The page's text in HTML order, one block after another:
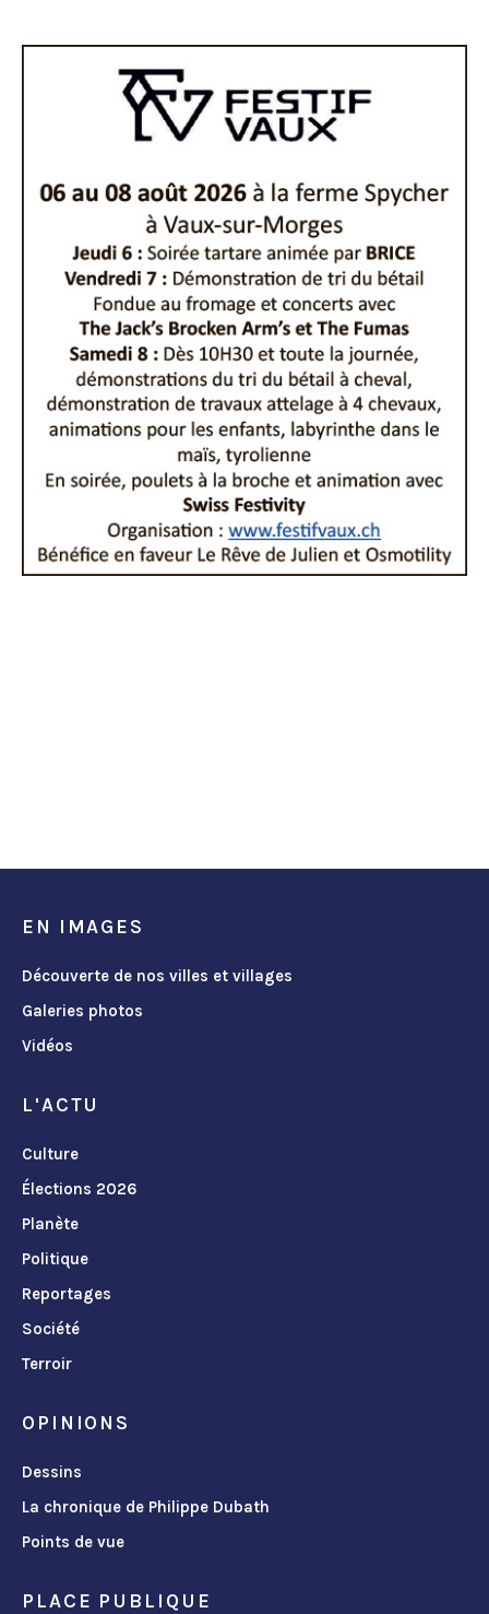
EN IMAGES
Découverte de nos villes et villages
Galeries photos
Vidéos
L'ACTU
Culture
Élections 2026
Planète
Politique
Reportages
Société
Terroir
OPINIONS
Dessins
La chronique de Philippe Dubath
Points de vue
PLACE PUBLIQUE